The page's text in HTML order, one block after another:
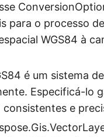
para o processo
WGS84 à
é um sistema
Especificá-lo
e